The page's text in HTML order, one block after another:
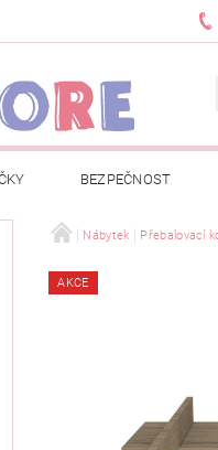
BEZPEČNOST
NEBO Z VÝSTAVY
O EVIDENCI TRŽEB EET
Nábytek Přebalovací
AKCE